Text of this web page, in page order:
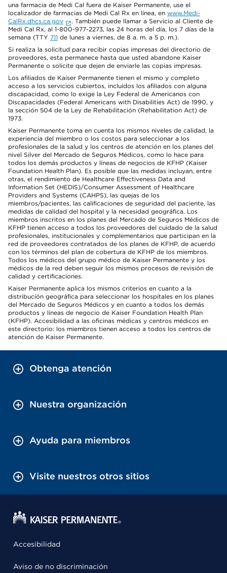
una farmacia de Medi Cal fuera de Kaiser Permanente, use el
localizador de farmacias de Medi Cal Rx en línea, en www.Medi-
CalRx.dhcs.ca.gov
. También puede llamar a Servicio al Cliente de
Medi Cal Rx, al 1-800-977-2273, las 24 horas del día, los 7 días de la
semana (TTY 711 de lunes a viernes, de 8 a. m. a 5 p. m.).
Si realiza la solicitud para recibir copias impresas del directorio de
proveedores, esta permanece hasta que usted abandone Kaiser
Permanente o solicite que dejen de enviarle las copias impresas.
Los afiliados de Kaiser Permanente tienen el mismo y completo
acceso a los servicios cubiertos, incluidos los afiliados con alguna
discapacidad, como lo exige la Ley Federal de Americanos con
Discapacidades (Federal Americans with Disabilities Act) de 1990, y
la sección 504 de la Ley de Rehabilitación (Rehabilitation Act) de
1973.
Kaiser Permanente toma en cuenta los mismos niveles de calidad, la
experiencia del miembro o los costos para seleccionar a los
profesionales de la salud y los centros de atención en los planes del
nivel Silver del Mercado de Seguros Médicos, como lo hace para
todos los demás productos y líneas de negocios de KFHP (Kaiser
Foundation Health Plan). Es posible que las medidas incluyan, entre
otras, el rendimiento de Healthcare Effectiveness Data and
Information Set (HEDIS)/Consumer Assessment of Healthcare
Providers and Systems (CAHPS), las quejas de los
miembros/pacientes, las calificaciones de seguridad del paciente, las
medidas de calidad del hospital y la necesidad geográfica. Los
miembros inscritos en los planes del Mercado de Seguros Médicos de
KFHP tienen acceso a todos los proveedores del cuidado de la salud
profesionales, institucionales y complementarios que participan en la
red de proveedores contratados de los planes de KFHP, de acuerdo
con los términos del plan de cobertura de KFHP de los miembros.
Todos los médicos del grupo médico de Kaiser Permanente y los
médicos de la red deben seguir los mismos procesos de revisión de
calidad y certificaciones.
Kaiser Permanente aplica los mismos criterios en cuanto a la
distribución geográfica para seleccionar los hospitales en los planes
del Mercado de Seguros Médicos y en cuanto a todos los demás
productos y líneas de negocio de Kaiser Foundation Health Plan
(KFHP). Accesibilidad a las oficinas médicas y centros médicos en
este directorio: los miembros tienen acceso a todos los centros de
atención de Kaiser Permanente.
Obtenga atención
Nuestra organización
Ayuda para miembros
Visite nuestros otros sitios
Accesibilidad
Aviso de no discriminación